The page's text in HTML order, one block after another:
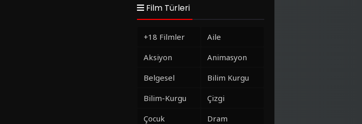
Film Türleri
+18 Filmler
Aile
Aksiyon
Animasyon
Belgesel
Bilim Kurgu
Bilim-Kurgu
Çizgi
Çocuk
Dram